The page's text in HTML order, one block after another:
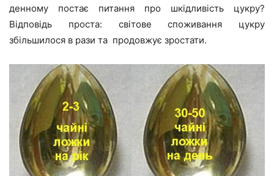
денному постає питання про шкідливість цукру?
Відповідь проста: світове споживання цукру
збільшилося в рази та продовжує зростати.